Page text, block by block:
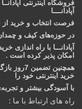
فروشگاه اینترنتی
آپادانــــا
فرصت انتخاب و خرید از
در حوزه‌های کیف و
آپادانـــا با راه
امکان‌ پذیر کرده است .
همچنین
خرید اینترنتی خود را
با آسودگی بیشتر و تجربه‌ی
راه های ارتباط با ما :